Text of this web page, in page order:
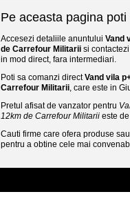
Pe aceasta pagina poti
Accesezi detaliile anuntului Vand
de Carrefour Militarii si
in mod direct, fara intermediari.
Poti sa comanzi directVand vila
Carrefour Militarii, care este in
Pretul afisat de vanzator pentru
12km de Carrefour Militarii este
Cauti firme care ofera produse
pentru a obtine cele mai